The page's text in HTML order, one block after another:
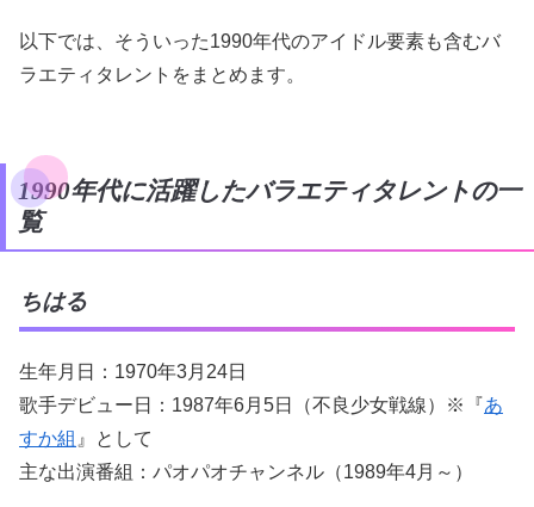
以下では、そういった1990年代のアイドル要素も含むバ
ラエティタレントをまとめます。
1990年代に活躍したバラエティタレントの一
覧
ちはる
生年月日：1970年3月24日
歌手デビュー日：1987年6月5日（不良少女戦線）※『あ
すか組 』として
主な出演番組：パオパオチャンネル（1989年4月～）